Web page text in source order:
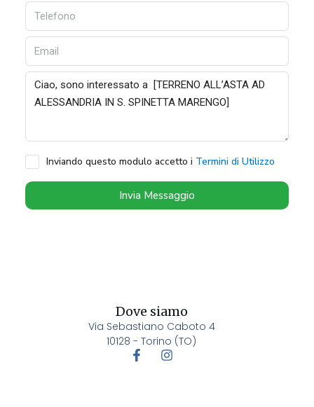
Inviando questo modulo accetto i Termini di Utilizzo
Invia Messaggio
Dove siamo
Via Sebastiano Caboto 4
10128 - Torino (TO)